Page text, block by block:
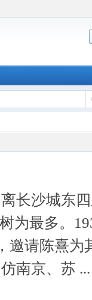
长沙城东
为最多。
邀请陈熹
南京、苏 ...